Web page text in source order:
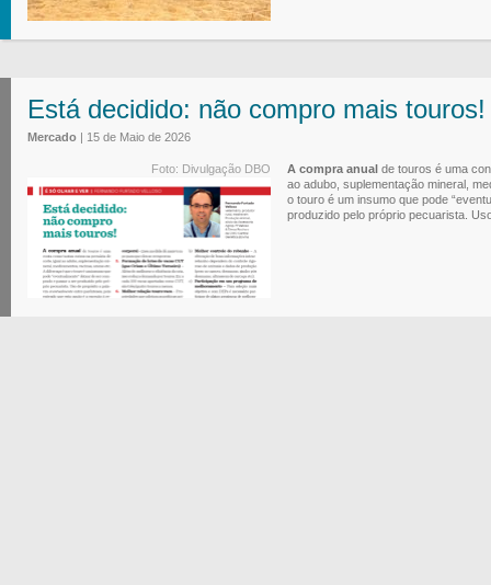
Está decidido: não compro mais touros!
Mercado | 15 de Maio de 2026
Foto: Divulgação DBO A compra anual de touros é uma
ao adubo, suplementação mineral,
o touro é um insumo que pode
produzido pelo próprio pecuarista.